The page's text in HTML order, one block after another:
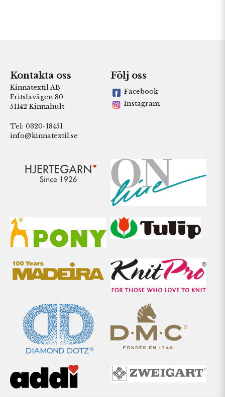
Kontakta oss
Kinnatextil AB
Fritslavägen 80
51142 Kinnahult
Tel: 0320-18451
info@kinnatextil.se
Följ oss
Facebook
Instagram